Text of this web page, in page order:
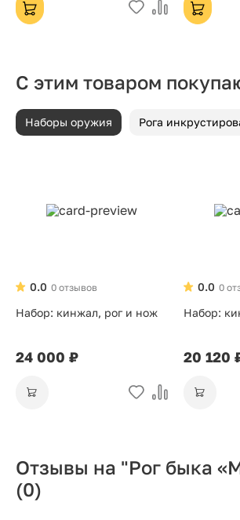
С этим товаром
Наборы оружия Рога
0 отзывов
0.0
Набор: кинжал, рог и нож
24 000 ₽
0
0.0
Набор:
20 120
Отзывы на "Рог быка
(0)